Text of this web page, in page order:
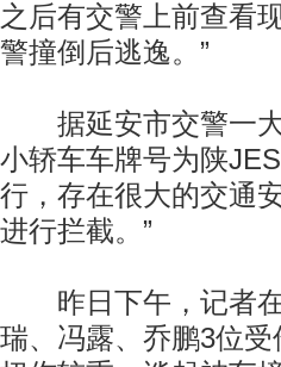
之后有交警上前查看
警撞倒后逃逸。”
据延安市交警一大
小轿车车牌号为陕
行，存在很大的交通
进行拦截。”
昨日下午，记者在
瑞、冯露、乔鹏3位